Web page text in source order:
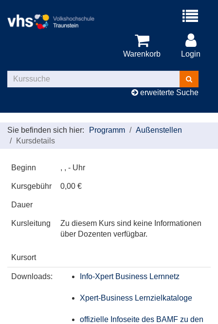
Menü
Warenkorb Login
Kurse
suchen
erweiterte Suche
Sie befinden sich hier: Programm
Außenstellen
Kursdetails
Beginn , , - Uhr
Kursgebühr 0,00 €
Dauer
Kursleitung
Zu diesem Kurs sind keine Informationen
über Dozenten verfügbar.
Kursort
Downloads: Info-Xpert Business Lernnetz
Xpert-Business Lernzielkataloge
offizielle Infoseite des BAMF zu den